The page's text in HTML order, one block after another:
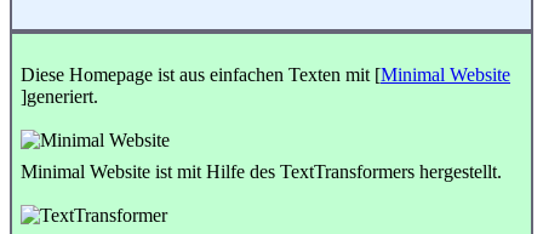
Diese Homepage ist aus einfachen Texten mit [Minimal Website
]generiert.
Minimal Website ist mit Hilfe des TextTransformers hergestellt.